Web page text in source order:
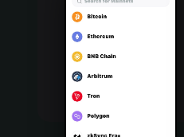
Português (Portugal)
Bahasa Indonesia